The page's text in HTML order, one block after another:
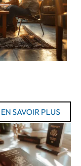
EN SAVOIR PLUS